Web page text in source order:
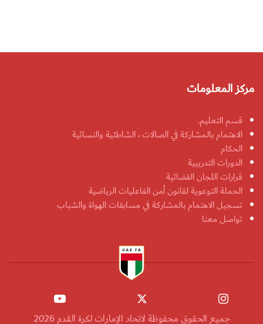
مركز المعلومات
قسم التعليم.
الاهتمام بالمشاركة في الصالات ، الشاطئية والنسائية
الحكام
الدورات التدريبية
قرارات اللجان القضائية
الحملة التوعوية لقانون أمن الفاعليات الرياضية
تسجيل الاهتمام بالمشاركة في مسابقات الهواة والشباب
تواصل معنا
جميع الحقوق محفوظة لاتحاد الإمارات لكرة القدم 2026